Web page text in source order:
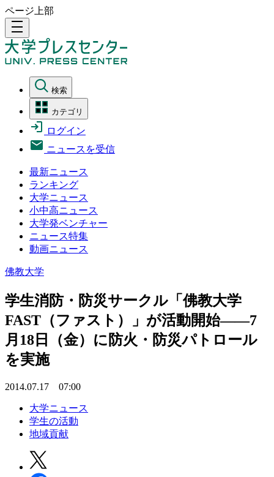
ページ上部
density_medium
検索
カテゴリ
ログイン
ニュースを受信
最新ニュース
ランキング
大学ニュース
小中高ニュース
大学発ベンチャー
ニュース特集
動画ニュース
佛教大学
学生消防・防災サークル「佛教大学
FAST（ファスト）」が活動開始――7
月18日（金）に防火・防災パトロール
を実施
2014.07.17 07:00
大学ニュース
学生の活動
地域貢献